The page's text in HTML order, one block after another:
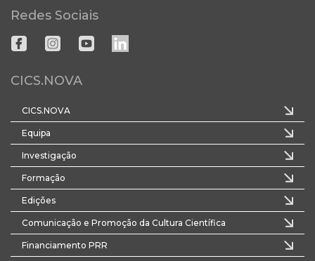
Redes Sociais
CICS.NOVA
CICS.NOVA
Equipa
Investigação
Formação
Edições
Comunicação e Promoção da Cultura Científica
Financiamento PRR